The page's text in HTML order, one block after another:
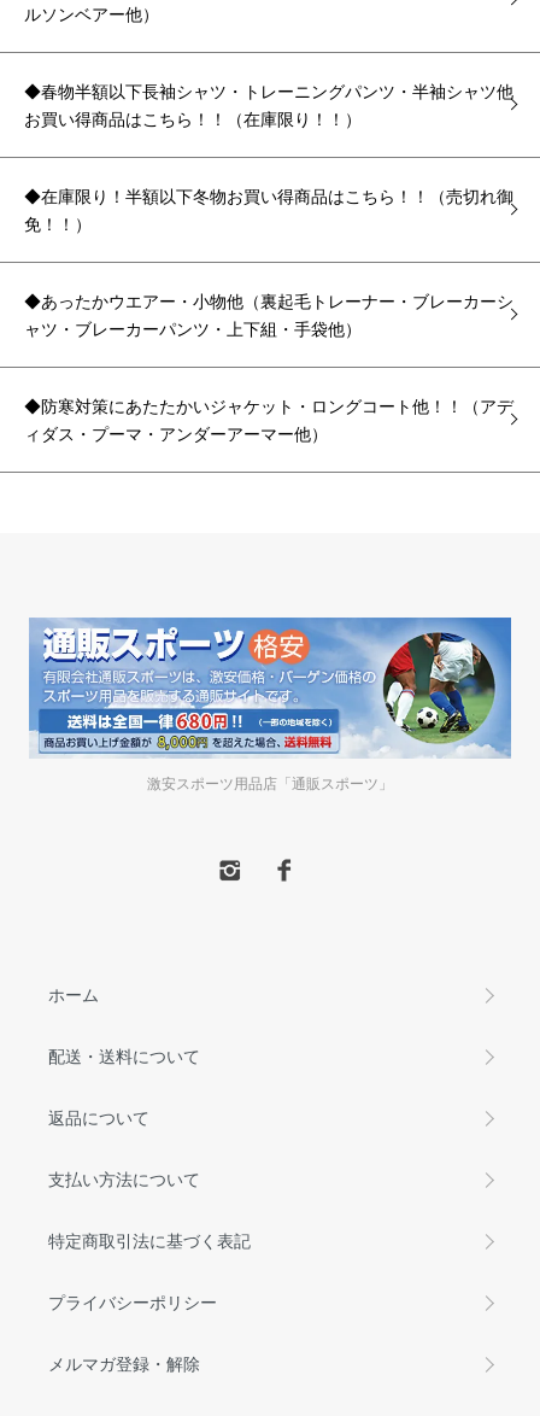
ルソンベアー他）
◆春物半額以下長袖シャツ・トレーニングパンツ・半袖シャツ他
お買い得商品はこちら！！（在庫限り！！）
◆在庫限り！半額以下冬物お買い得商品はこちら！！（売切れ御
免！！）
◆あったかウエアー・小物他（裏起毛トレーナー・ブレーカーシ
ャツ・ブレーカーパンツ・上下組・手袋他）
◆防寒対策にあたたかいジャケット・ロングコート他！！（アデ
ィダス・プーマ・アンダーアーマー他）
激安スポーツ用品店「通販スポーツ」
ホーム
配送・送料について
返品について
支払い方法について
特定商取引法に基づく表記
プライバシーポリシー
メルマガ登録・解除